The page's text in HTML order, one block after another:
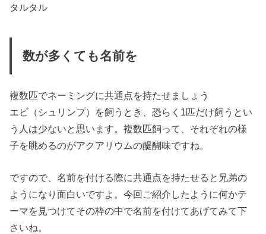
タルタル
数が多くても名前を
複数匹でネーミングに共通点を持たせましょう
エビ（シュリンプ）を飼うとき、恐らく1匹だけ飼うとい
う人は少ないと思います。複数匹飼って、それぞれの様
子を眺めるのがアクアリウムの醍醐味ですね。
ですので、名前を付ける際に共通点を持たせると兄弟の
ようになり面白いですよ。今回ご紹介したように何かテ
ーマを見つけてその枠の中で名前を付けてあげてみて下
さいね。